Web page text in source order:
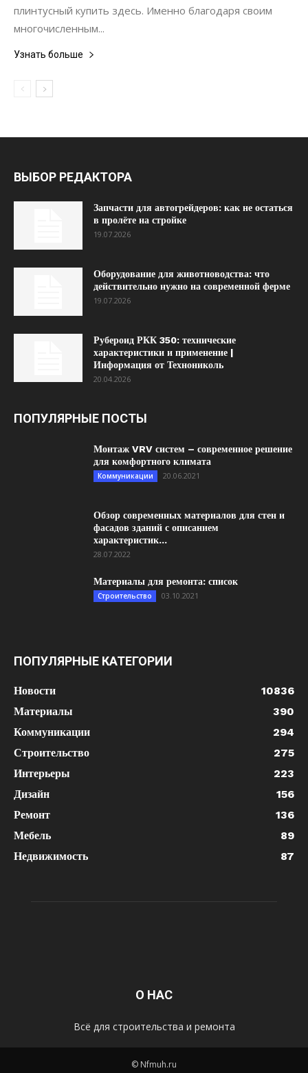
плинтусный купить здесь. Именно благодаря своим
многочисленным...
Узнать больше
ВЫБОР РЕДАКТОРА
Запчасти для автогрейдеров: как не остаться
в пролёте на стройке
19.07.2026
Оборудование для животноводства: что
действительно нужно на современной ферме
19.07.2026
Рубероид РКК 350: технические
характеристики и применение |
Информация от Технониколь
20.04.2026
ПОПУЛЯРНЫЕ ПОСТЫ
Монтаж VRV систем – современное решение
для комфортного климата
Коммуникации 20.06.2021
Обзор современных материалов для стен и
фасадов зданий с описанием
характеристик...
28.07.2022
Материалы для ремонта: список
Строительство 03.10.2021
ПОПУЛЯРНЫЕ КАТЕГОРИИ
Новости
10836
Материалы
390
Коммуникации
294
Строительство
275
Интерьеры
223
Дизайн
156
Ремонт
136
Мебель
89
Недвижимость
87
О НАС
Всё для строительства и ремонта
© Nfmuh.ru